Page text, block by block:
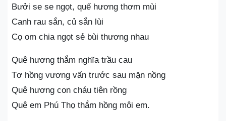
Bưởi se se ngọt, quế hương thơm mùi
Canh rau sắn, củ sắn lùi
Cọ om chia ngọt sẻ bùi thương nhau
Quê hương thắm nghĩa trầu cau
Tơ hồng vương vấn trước sau mặn nồng
Quê hương con cháu tiên rồng
Quê em Phú Thọ thắm hồng môi em.